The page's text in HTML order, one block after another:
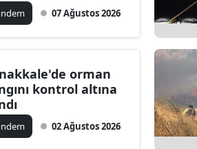
07 Ağustos 2026
orman
kontrol altına
02 Ağustos 2026